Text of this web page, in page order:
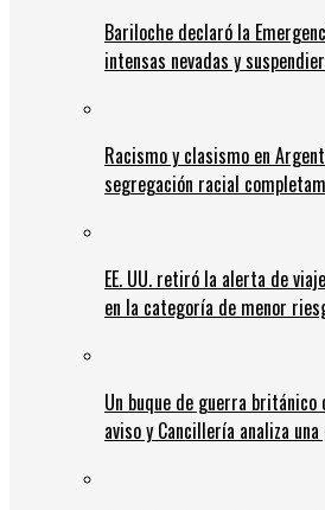
Bariloche declaró la
intensas nevadas y
Racismo y clasismo en
segregación racial
EE. UU. retiró la alerta de
en la categoría de menor
Un buque de guerra
aviso y Cancillería analiza